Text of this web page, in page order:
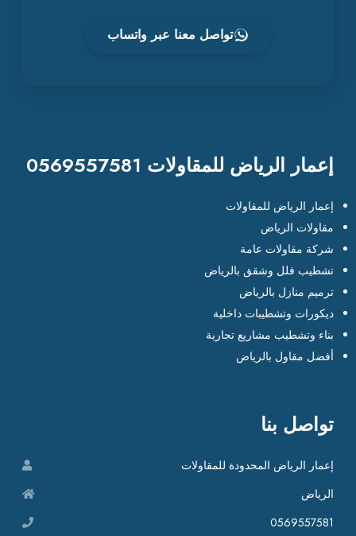
تواصل معنا عبر واتساب
إعمار الرياض للمقاولات 0569557581
إعمار الرياض للمقاولات
مقاولات الرياض
شركة مقاولات عامة
تشطيب فلل وشقق بالرياض
ترميم منازل بالرياض
ديكورات وتشطيبات داخلية
بناء وتشطيب مشاريع تجارية
أفضل مقاول بالرياض
تواصل بنا
إعمار الرياض المحدودة للمقاولات
الرياض
0569557581